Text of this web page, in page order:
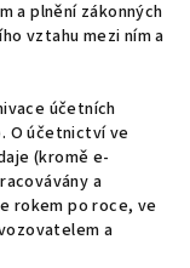
a plnění zákonných
vztahu mezi ním a
účetních
O účetnictví ve
(kromě e-
a
rokem po roce, ve
a